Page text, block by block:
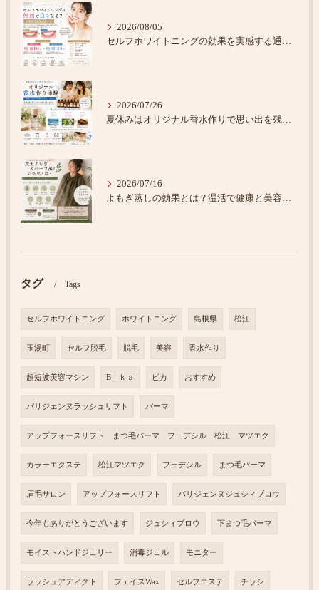
2026/08/05
セルフホワイトニングの効果を実感する通い方
2026/07/26
夏休みはオリジナル香水作りで思い出を残そう♪
2026/07/16
よもぎ蒸しの効果とは？温活で健康と美容をサポート
タグ Tags
セルフホワイトニング ホワイトニング 島根県 松江
玉湯町 セルフ脱毛 脱毛 美容 香水作り
超短波美容マシン Bｉｋａ ビカ おすすめ
パリジェンヌラッシュリフト パーマ
アップフォースリフト まつ毛パーマ フェデシル 松江 マツエク
カラーエクステ 松江マツエク フェデシル まつ毛パーマ
眉毛サロン アップフォースリフト パリジェンヌジュシィブロウ
今年もありがとうございます ジュシィブロウ 下まつ毛パーマ
モイストハンドジェリー 消毒ジェル モニター
ラッシュアディクト フェイスWax セルフエステ チラシ